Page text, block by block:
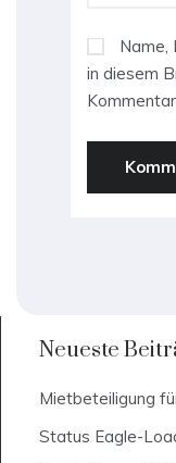
Name,
in diesem
Neueste
Mietbeteiligung
Status Eagle-